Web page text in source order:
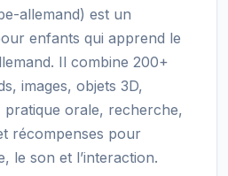
allemand) est un
enfants qui apprend le
Il combine 200+
images, objets 3D,
orale, recherche,
récompenses pour
le son et l’interaction.